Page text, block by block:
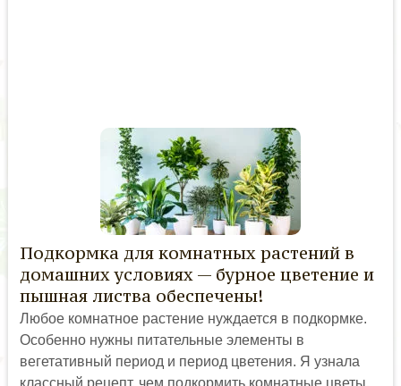
Подкормка для комнатных растений в
домашних условиях — бурное цветение и
пышная листва обеспечены!
Любое комнатное растение нуждается в подкормке.
Особенно нужны питательные элементы в
вегетативный период и период цветения. Я узнала
классный рецепт, чем подкормить комнатные цветы,